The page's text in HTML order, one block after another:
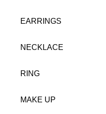
EARRINGS
NECKLACE
RING
MAKE UP